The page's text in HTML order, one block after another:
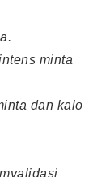
minta
dan kalo